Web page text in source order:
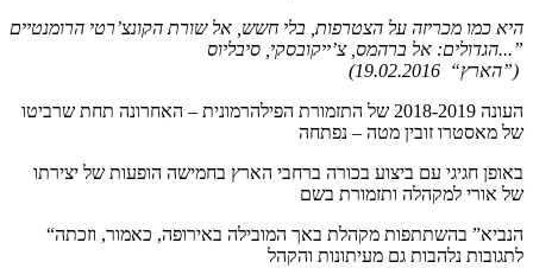
היא כמו מכריזה על הצטרפות, בלי חשש, אל שורת הקונצ’רטי הרומנטיים
הגדולים: אל ברהמס, צ’ייקובסקי,סיבליוס...”
(19.02.2016 “הארץ”)
של מאסטרו זובין מטה – נפתחה
באופן חגיגי עם ביצוע בכורה ברחבי הארץ בחמישה הופעות של יצירתו
של אורי למקהלה ותזמורת בשם
“הנביא” בהשתתפות מקהלת באך המובילה באירופה, כאמור, וזכתה
לתגובות נלהבות גם מעיתונות והקהל